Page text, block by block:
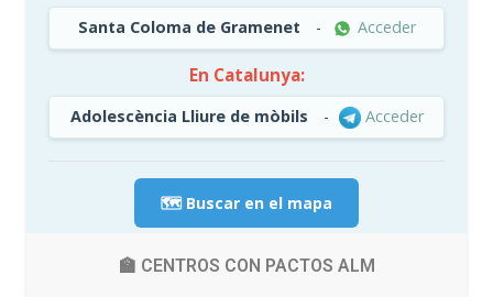
Santa Coloma de Gramenet - Acceder
En Catalunya:
Adolescència Lliure de mòbils - Acceder
🗺️ Buscar en el mapa
🏫 CENTROS CON PACTOS ALM